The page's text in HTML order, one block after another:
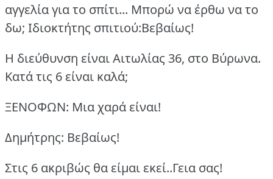
αγγελία για το σπίτι... Μπορώ να έρθω να το
δω; Ιδιοκτήτης σπιτιού:Βεβαίως!
Η διεύθυνση είναι Αιτωλίας 36, στο Βύρωνα.
Κατά τις 6 είναι καλά;
ΞΕΝΟΦΩΝ: Μια χαρά είναι!
Δημήτρης: Βεβαίως!
Στις 6 ακριβώς θα είμαι εκεί..Γεια σας!